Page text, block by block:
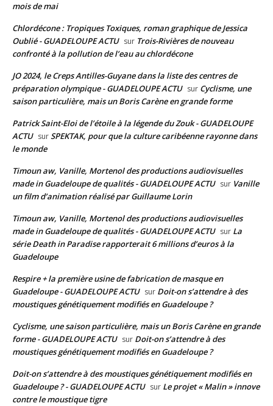
mois de mai
Chlordécone : Tropiques Toxiques, roman graphique de Jessica
Oublié - GUADELOUPE ACTU sur Trois-Rivières de nouveau
confronté à la pollution de l’eau au chlordécone
JO 2024, le Creps Antilles-Guyane dans la liste des centres de
préparation olympique - GUADELOUPE ACTU sur Cyclisme, une
saison particulière, mais un Boris Carène en grande forme
Patrick Saint-Eloi de l’étoile à la légende du Zouk - GUADELOUPE
ACTU surSPEKTAK, pour que la culture caribéenne rayonne dans
le monde
Timoun aw, Vanille, Mortenol des productions audiovisuelles
made in Guadeloupe de qualités - GUADELOUPE ACTU sur Vanille
un film d’animation réalisé par Guillaume Lorin
Timoun aw, Vanille, Mortenol des productions audiovisuelles
made in Guadeloupe de qualités - GUADELOUPE ACTU sur La
série Death in Paradise rapporterait 6 millions d’euros à la
Guadeloupe
Respire + la première usine de fabrication de masque en
Guadeloupe - GUADELOUPE ACTU sur Doit-on s’attendre à des
moustiques génétiquement modifiés en Guadeloupe ?
Cyclisme, une saison particulière, mais un Boris Carène en grande
forme - GUADELOUPE ACTU sur Doit-on s’attendre à des
moustiques génétiquement modifiés en Guadeloupe ?
Doit-on s’attendre à des moustiques génétiquement modifiés en
Guadeloupe ? - GUADELOUPE ACTU sur Le projet « Malin » innove
contre le moustique tigre